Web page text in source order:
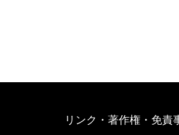
リンク・著作権・免責